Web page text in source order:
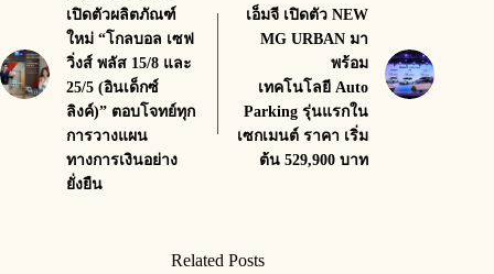
เปิดตัวผลิตภัณฑ์
ใหม่ “โกลบอล เซฟ
วิ่งส์ พลัส 15/8 และ
25/5 (อินเด็กซ์
ลิงค์)” ตอบโจทย์ทุก
การวางแผน
ทางการเงินอย่าง
ยั่งยืน
เอ็มจี เปิดตัว NEW
MG URBAN มา
พร้อม
เทคโนโลยี Auto
Parking รุ่นแรกใน
เซกเมนต์ ราคา เริ่ม
ต้น 529,900 บาท
Related Posts